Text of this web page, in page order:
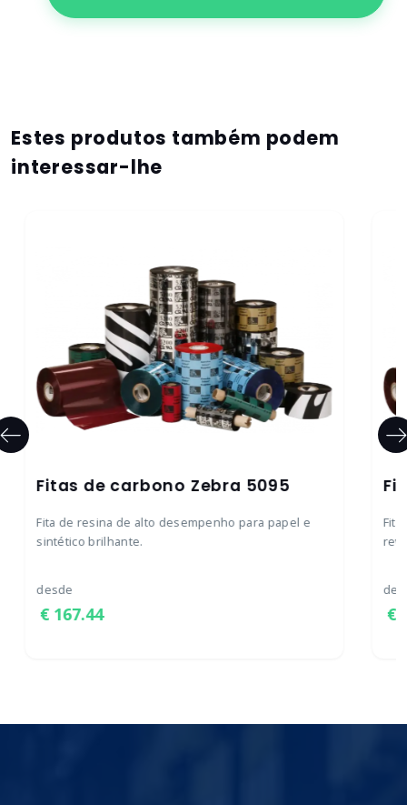
Estes produtos também podem
interessar-lhe
Fitas de carbono Zebra 5095
Fita de resina de alto desempenho para papel e
sintético brilhante.
desde
167.44